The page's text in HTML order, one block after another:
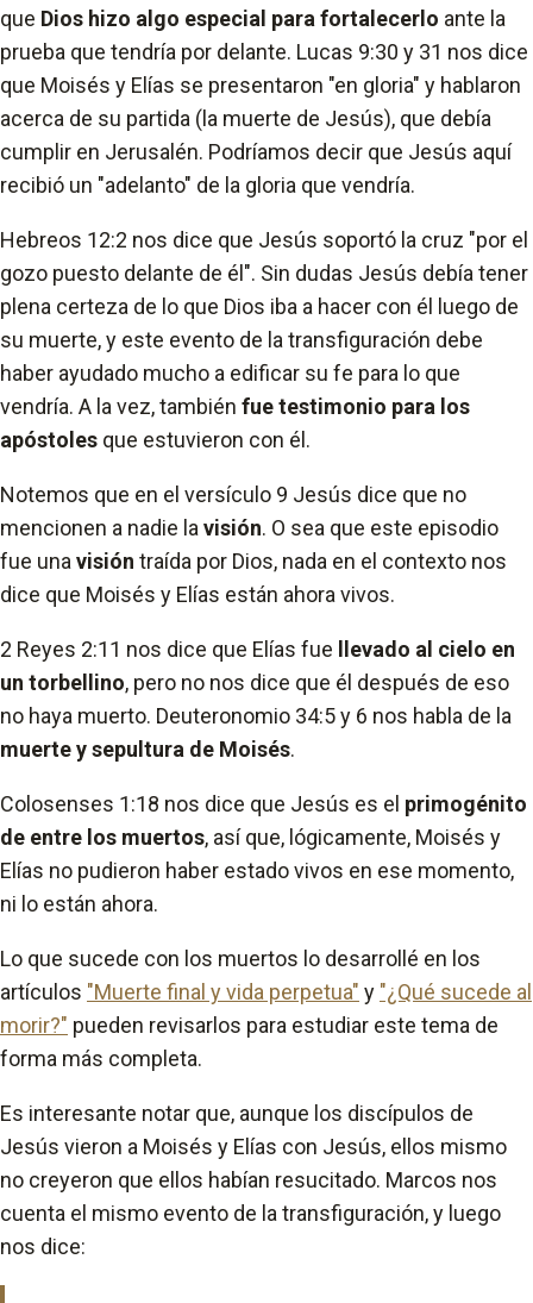
que Dios hizo algo especial para fortalecerlo ante la
prueba que tendría por delante. Lucas 9:30 y 31 nos dice
que Moisés y Elías se presentaron "en gloria" y hablaron
acerca de su partida (la muerte de Jesús), que debía
cumplir en Jerusalén. Podríamos decir que Jesús aquí
recibió un "adelanto" de la gloria que vendría.
Hebreos 12:2 nos dice que Jesús soportó la cruz "por el
gozo puesto delante de él". Sin dudas Jesús debía tener
plena certeza de lo que Dios iba a hacer con él luego de
su muerte, y este evento de la transfiguración debe
haber ayudado mucho a edificar su fe para lo que
vendría. A la vez, también fue testimonio para los
apóstoles que estuvieron con él.
Notemos que en el versículo 9 Jesús dice que no
mencionen a nadie la visión. O sea que este episodio
fue una visión traída por Dios, nada en el contexto nos
dice que Moisés y Elías están ahora vivos.
2 Reyes 2:11 nos dice que Elías fue llevado al cielo en
un torbellino, pero no nos dice que él después de eso
no haya muerto. Deuteronomio 34:5 y 6 nos habla de la
muerte y sepultura de Moisés.
Colosenses 1:18 nos dice que Jesús es el primogénito
de entre los muertos, así que, lógicamente, Moisés y
Elías no pudieron haber estado vivos en ese momento,
ni lo están ahora.
Lo que sucede con los muertos lo desarrollé en los
artículos "Muerte final y vida perpetua" y "¿Qué sucede al
morir?" pueden revisarlos para estudiar este tema de
forma más completa.
Es interesante notar que, aunque los discípulos de
Jesús vieron a Moisés y Elías con Jesús, ellos mismo
no creyeron que ellos habían resucitado. Marcos nos
cuenta el mismo evento de la transfiguración, y luego
nos dice: